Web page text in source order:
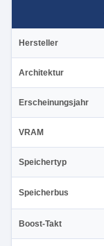
Hersteller
Architektur
Erscheinungsjahr
VRAM
Speichertyp
Speicherbus
Boost-Takt